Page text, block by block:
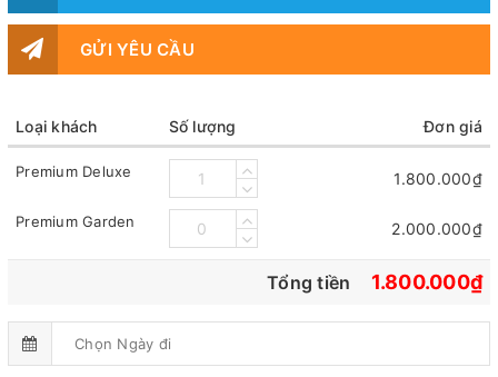
GỬI YÊU CẦU
Loại khách Số lượng Đơn giá
Premium Deluxe 1.800.000₫
Premium Garden 2.000.000₫
Tổng tiền 1.800.000₫